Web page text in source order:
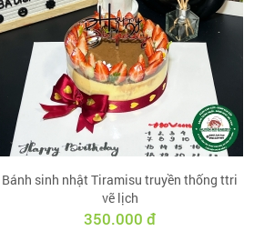
Bánh sinh nhật Tiramisu truyền thống ttri
vẽ lịch
350.000 đ